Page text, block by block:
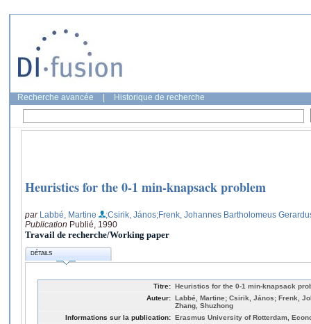
Recherche avancée Historique de recherche
Heuristics for the 0-1 min-knapsack problem
par Labbé, Martine ;Csirik, János;Frenk, Johannes Bartholomeus
Publication Publié, 1990
Travail de recherche/Working paper
DÉTAILS
Titre: Heuristics for the 0-1 min-knapsack
Auteur: Labbé, Martine; Csirik, János; Frenk,
Zhang, Shuzhong
Informations sur la publication: Erasmus University of Rotterdam,